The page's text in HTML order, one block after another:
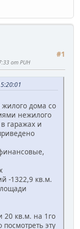
#1
от PUH
жилого дома со
нежилого
гаражах и
-1322,9 кв.м.
20 кв.м. на 1го
эту